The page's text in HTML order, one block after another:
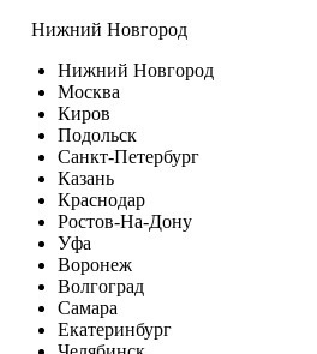
Нижний Новгород
Нижний Новгород
Москва
Киров
Подольск
Санкт-Петербург
Казань
Краснодар
Ростов-На-Дону
Уфа
Воронеж
Волгоград
Самара
Екатеринбург